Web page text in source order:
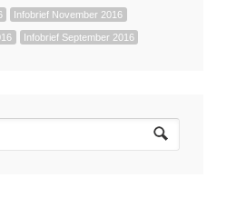
Infobrief November 2016
Infobrief September 2016